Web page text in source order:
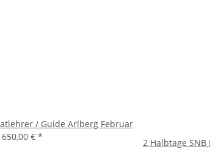
/ Guide Arlberg Februar
650,00 € *
2 Halbtage